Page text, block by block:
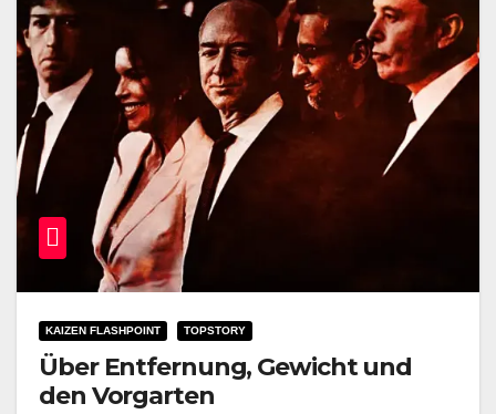
KAIZEN FLASHPOINT TOPSTORY
Über Entfernung, Gewicht und
den Vorgarten